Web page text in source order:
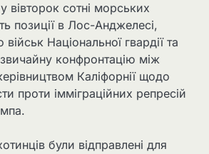
вівторок сотні морських
позиції в Лос-Анджелесі,
Національної гвардії та
конфронтацію між
Каліфорнії щодо
проти імміграційних репресій
були відправлені для